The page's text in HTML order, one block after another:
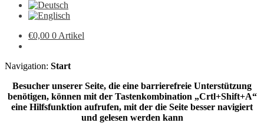
€0,00 0 Artikel
Navigation: Start
Besucher unserer Seite, die eine barrierefreie Unterstützung
benötigen, können mit der Tastenkombination „Crtl+Shift+A“
eine Hilfsfunktion aufrufen, mit der die Seite besser navigiert
und gelesen werden kann